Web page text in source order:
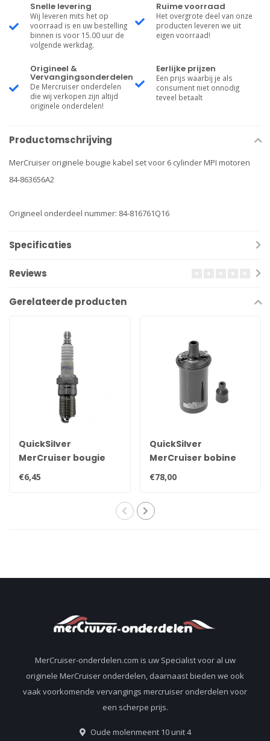
Snelle levering
Wij leveren mits het op
voorraad is en uw bestelling
binnen is voor 15.00 uur de
volgende werkdag.
Ruime voorraad
Het overgrote deel van onze
producten leveren we uit
eigen voorraad!
Origineel &
Vervangingsonderdelen
De Mercruiser onderdelen
die wij verkopen zijn altijd
originele onderdelen!
Eerlijke prijzen
Een prijs waarbij je als
consument niet onnodig
teveel betaalt
Productomschrijving
MerCruiser originele bougie kabel set voor 6 cylinder MPI motoren
84-863656A2
Origineel onderdeel nummer: 84-816761Q16
Specificaties
Reviews
Gerelateerde producten
QuickSilver
MerCruiser bougie
NGK BPR6EFS 33-
816336Q
€6,45
QuickSilver
MerCruiser bobine
voor contactpunten
ontsteking
€78,00
MerCruiser-onderdelen.com is uw Specialist voor al uw
originele MerCruiser onderdelen, daarnaast bieden we ook
vaak voorkomende vervangings mercruiser onderdelen voor
een scherpe prijs.
Oude molenmeent 10 unit 4